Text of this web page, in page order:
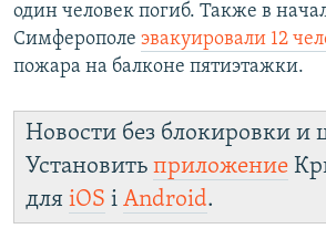
один человек погиб. Также в
Симферополе эвакуировали 12
пожара на балконе пятиэтажки.
Новости без блокировки и
Установить приложение
для iOS і Android.